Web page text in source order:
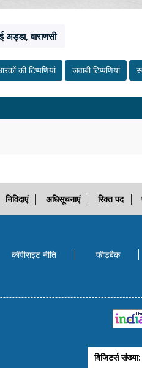
अड्डा, वाराणसी
की टिप्‍पणियां जवाबी टिप्‍पणियां
निविदाएं अधिसूचनाएं रिक्त पद
कॉपीराइट नीति फीडबैक
विजिटर्स